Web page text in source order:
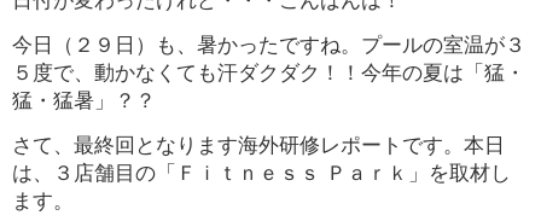
今日（２９日）も、暑かったですね。プールの室温が３
５度で、動かなくても汗ダクダク！！ 今年の夏は「猛・
猛・猛暑」？？
さて、最終回となります海外研修レポートです。 本日
は、３店舗目の「Ｆｉｔｎｅｓｓ Ｐａｒｋ」を取材し
ます。